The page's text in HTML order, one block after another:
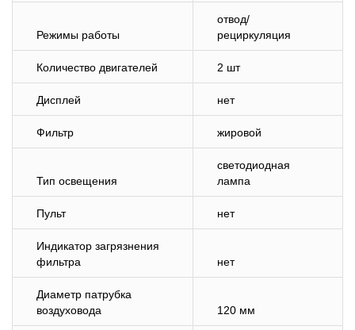
Режимы работы
отвод/
рециркуляция
Количество двигателей 2 шт
Дисплей нет
Фильтр жировой
Тип освещения
светодиодная
лампа
Пульт нет
Индикатор загрязнения
фильтра
нет
Диаметр патрубка
воздуховода
120 мм